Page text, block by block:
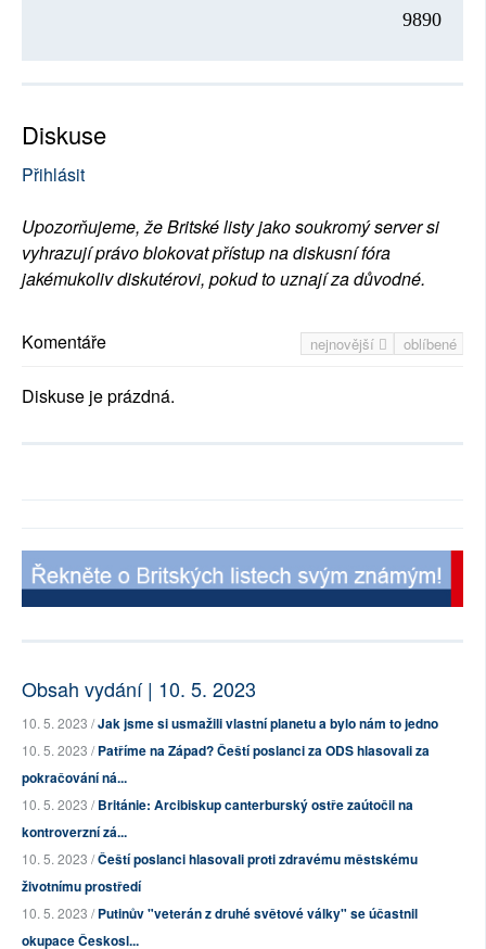
9890
Diskuse
Přihlásit
Upozorňujeme, že Britské listy jako soukromý server si
vyhrazují právo blokovat přístup na diskusní fóra
jakémukoliv diskutérovi, pokud to uznají za důvodné.
nejnovější oblíbené
Komentáře
Diskuse je prázdná.
Obsah vydání | 10. 5. 2023
10. 5. 2023 /Jak jsme si usmažili vlastní planetu a bylo nám to jedno
10. 5. 2023 /Patříme na Západ? Čeští poslanci za ODS hlasovali za
pokračování ná...
10. 5. 2023 /Británie: Arcibiskup canterburský ostře zaútočil na
kontroverzní zá...
10. 5. 2023 /Čeští poslanci hlasovali proti zdravému městskému
životnímu prostředí
10. 5. 2023 /Putinův "veterán z druhé světové války" se účastnil
okupace Českosl...